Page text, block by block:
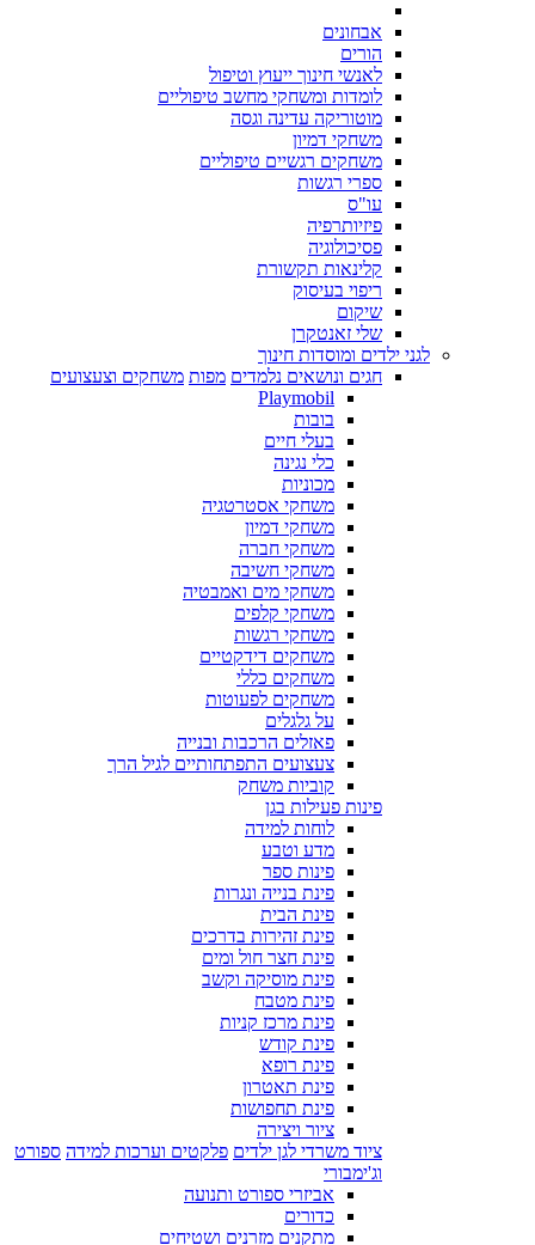
אבחונים
הורים
לאנשי חינוך ייעוץ וטיפול
לומדות ומשחקי מחשב טיפוליים
מוטוריקה עדינה וגסה
משחקי דמיון
משחקים רגשיים טיפוליים
ספרי רגשות
עו"ס
פיזיותרפיה
פסיכולוגיה
קלינאות תקשורת
ריפוי בעיסוק
שיקום
שלי זאנטקרן
לגני ילדים ומוסדות חינוך
חגים ונושאים נלמדים מפות משחקים וצעצועים
Playmobil
בובות
בעלי חיים
כלי נגינה
מכוניות
משחקי אסטרטגיה
משחקי דמיון
משחקי חברה
משחקי חשיבה
משחקי מים ואמבטיה
משחקי קלפים
משחקי רגשות
משחקים דידקטיים
משחקים כללי
משחקים לפעוטות
על גלגלים
פאזלים הרכבות ובנייה
צעצועים התפתחותיים לגיל הרך
קוביות משחק
פינות פעילות בגן
לוחות למידה
מדע וטבע
פינות ספר
פינת בנייה ונגרות
פינת הבית
פינת זהירות בדרכים
פינת חצר חול ומים
פינת מוסיקה וקשב
פינת מטבח
פינת מרכז קניות
פינת קודש
פינת רופא
פינת תאטרון
פינת תחפושות
ציור ויצירה
ציוד משרדי לגן ילדים פלקטים וערכות למידה ספורט
וג'ימבורי
אביזרי ספורט ותנועה
כדורים
מתקנים מזרנים ושטיחים